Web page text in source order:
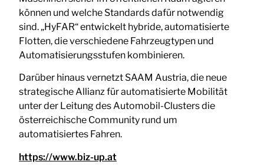
können und welche Standards dafür notwendig
sind. „HyFAR“ entwickelt hybride, automatisierte
Flotten, die verschiedene Fahrzeugtypen und
Automatisierungsstufen kombinieren.
Darüber hinaus vernetzt SAAM Austria, die neue
strategische Allianz für automatisierte Mobilität
unter der Leitung des Automobil-Clusters die
österreichische Community rund um
automatisiertes Fahren.
https://www.biz-up.at